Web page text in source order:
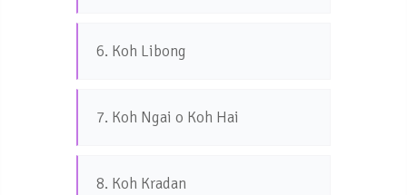
6. Koh Libong
7. Koh Ngai o Koh Hai
8. Koh Kradan